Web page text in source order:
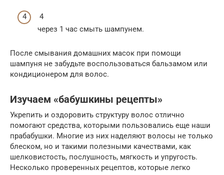
4
через 1 час смыть шампунем.
После смывания домашних масок при помощи
шампуня не забудьте воспользоваться бальзамом или
кондиционером для волос.
Изучаем «бабушкины рецепты»
Укрепить и оздоровить структуру волос отлично
помогают средства, которыми пользовались еще наши
прабабушки. Многие из них наделяют волосы не только
блеском, но и такими полезными качествами, как
шелковистость, послушность, мягкость и упругость.
Несколько проверенных рецептов, которые легко